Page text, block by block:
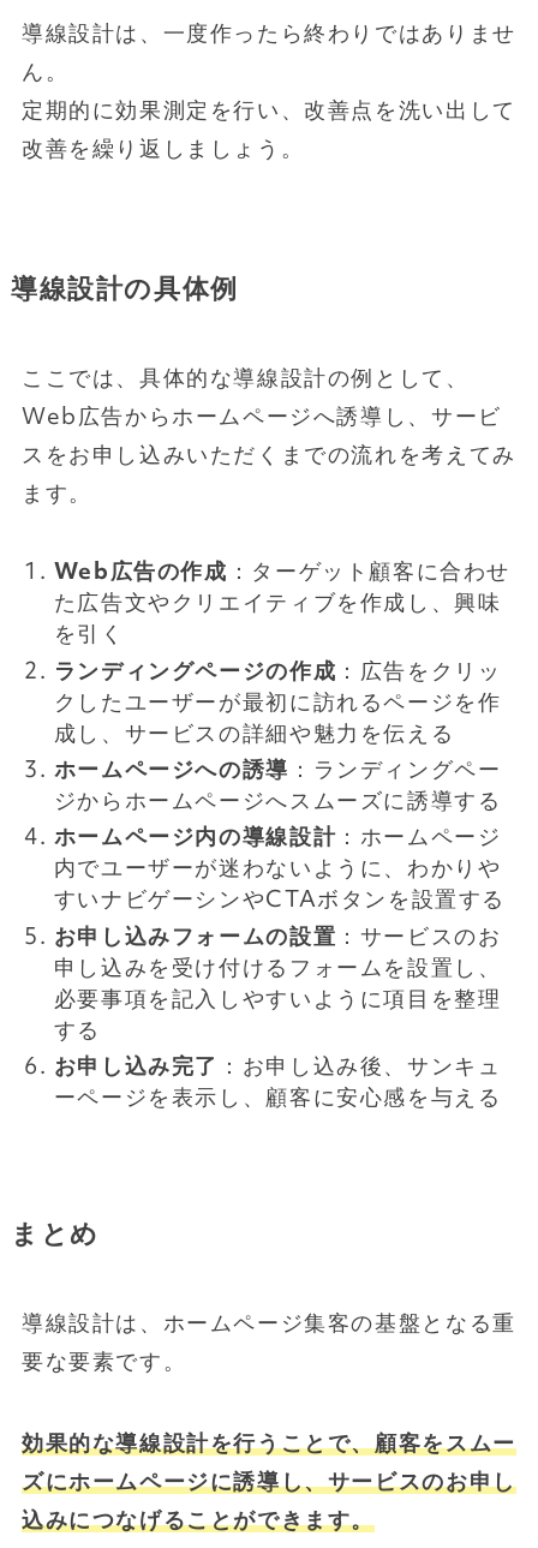
導線設計は、一度作ったら終わりではありませ
ん。
定期的に効果測定を行い、改善点を洗い出して
改善を繰り返しましょう。
導線設計の具体例
ここでは、具体的な導線設計の例として、
Web広告からホームページへ誘導し、サービ
スをお申し込みいただくまでの流れを考えてみ
ます。
Web広告の作成 ：ターゲット顧客に合わせ
た広告文やクリエイティブを作成し、興味
を引く
ランディングページの作成 ：広告をクリッ
クしたユーザーが最初に訪れるページを作
成し、サービスの詳細や魅力を伝える
ホームページへの誘導 ：ランディングペー
ジからホームページへスムーズに誘導する
ホームページ内の導線設計 ：ホームページ
内でユーザーが迷わないように、わかりや
すいナビゲーシンやCTAボタンを設置する
お申し込みフォームの設置 ：サービスのお
申し込みを受け付けるフォームを設置し、
必要事項を記入しやすいように項目を整理
する
お申し込み完了 ：お申し込み後、サンキュ
ーページを表示し、顧客に安心感を与える
まとめ
導線設計は、ホームページ集客の基盤となる重
要な要素です。
効果的な導線設計を行うことで、顧客をスムー
ズにホームページに誘導し、サービスのお申し
込みにつなげることができます。